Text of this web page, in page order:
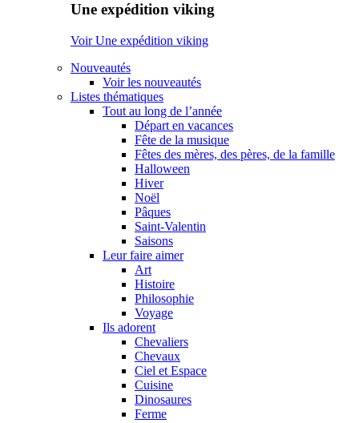
Une expédition viking
Voir Une expédition viking
Nouveautés
Voir les nouveautés
Listes thématiques
Tout au long de l’année
Départ en vacances
Fête de la musique
Fêtes des mères, des pères, de la famille
Halloween
Hiver
Noël
Pâques
Saint-Valentin
Saisons
Leur faire aimer
Art
Histoire
Philosophie
Voyage
Ils adorent
Chevaliers
Chevaux
Ciel et Espace
Cuisine
Dinosaures
Ferme